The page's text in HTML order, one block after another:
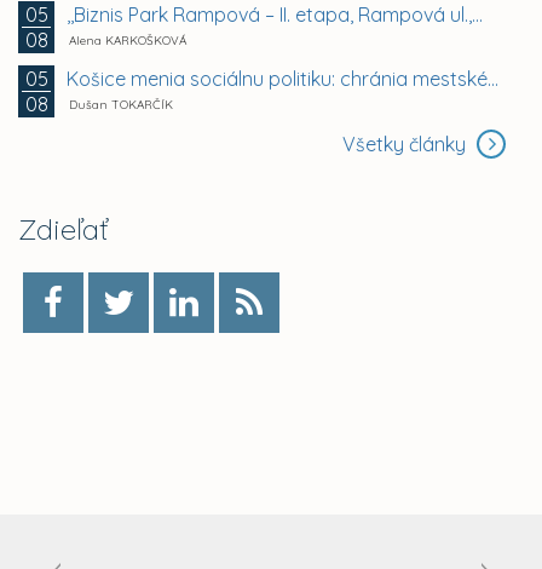
05
08
,,Biznis Park Rampová – II. etapa, Rampová ul.,...
Alena KARKOŠKOVÁ
05
08
Košice menia sociálnu politiku: chránia mestské byty...
Dušan TOKARČÍK
Všetky články
Zdieľať